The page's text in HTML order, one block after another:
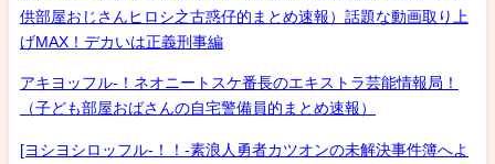
供部屋おじさんヒロシ之古惑仔的まとめ速報）話題な動画取り上
げMAX！デカいは正義刑事編
アキヨッフル-！ネオニートスケ番長のエキストラ芸能情報局！
（子ども部屋おばさんの自宅警備員的まとめ速報）
[ヨシヨシロッフル-！！-素浪人勇者カツオンの未解決事件簿へよ